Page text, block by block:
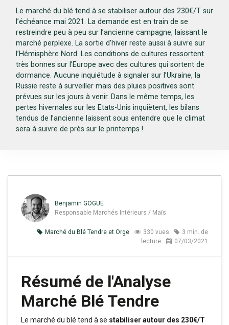
Le marché du blé tend à se stabiliser autour des 230€/T sur
l’échéance mai 2021. La demande est en train de se
restreindre peu à peu sur l’ancienne campagne, laissant le
marché perplexe. La sortie d’hiver reste aussi à suivre sur
l’Hémisphère Nord. Les conditions de cultures ressortent
très bonnes sur l’Europe avec des cultures qui sortent de
dormance. Aucune inquiétude à signaler sur l’Ukraine, la
Russie reste à surveiller mais des pluies positives sont
prévues sur les jours à venir. Dans le même temps, les
pertes hivernales sur les Etats-Unis inquiètent, les bilans
tendus de l’ancienne laissent sous entendre que le climat
sera à suivre de près sur le printemps !
Benjamin GOGUE
Responsable Marchés Intérieurs / Maïs
Marché du Blé Tendre et Orge 330 vues
3 min. de
lecture
07/03/2021
Résumé de l'Analyse
Marché Blé Tendre
Le marché du blé tend à se stabiliser autour des 230€/T